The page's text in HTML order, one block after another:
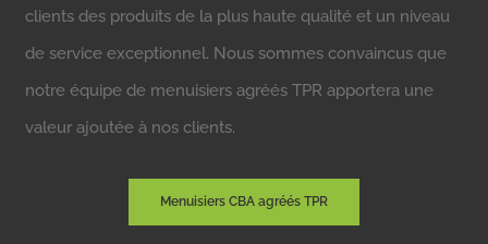
clients des produits de la plus haute qualité et un niveau
de service exceptionnel. Nous sommes convaincus que
notre équipe de menuisiers agréés TPR apportera une
valeur ajoutée à nos clients.
Menuisiers CBA agréés TPR